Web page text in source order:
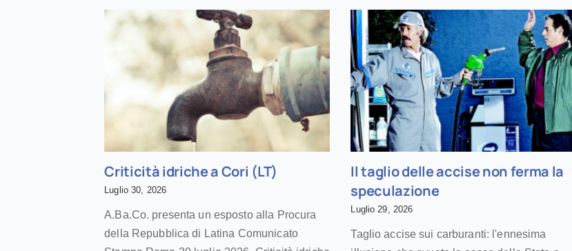
Criticità idriche a Cori (LT)
Luglio 30, 2026
A.Ba.Co. presenta un esposto alla Procura
della Repubblica di Latina Comunicato
Il taglio delle accise non ferma la
speculazione
Luglio 29, 2026
Taglio accise sui carburanti: l'ennesima